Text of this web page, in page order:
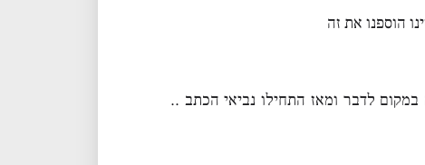
הוספנו את זה
לדבר ומאז התחילו נביאי הכתב ..